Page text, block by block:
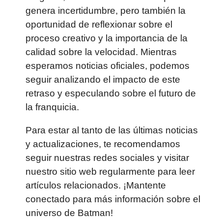
genera incertidumbre, pero también la
oportunidad de reflexionar sobre el
proceso creativo y la importancia de la
calidad sobre la velocidad. Mientras
esperamos noticias oficiales, podemos
seguir analizando el impacto de este
retraso y especulando sobre el futuro de
la franquicia.
Para estar al tanto de las últimas noticias
y actualizaciones, te recomendamos
seguir nuestras redes sociales y visitar
nuestro sitio web regularmente para leer
artículos relacionados. ¡Mantente
conectado para más información sobre el
universo de Batman!